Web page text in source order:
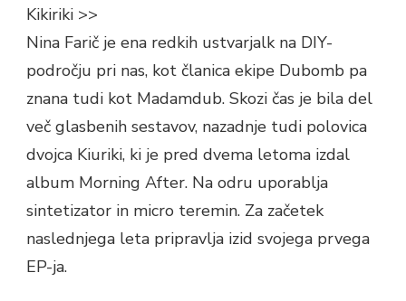
Kikiriki >>
Nina Farič je ena redkih ustvarjalk na DIY-
področju pri nas, kot članica ekipe Dubomb pa
znana tudi kot Madamdub. Skozi čas je bila del
več glasbenih sestavov, nazadnje tudi polovica
dvojca Kiuriki, ki je pred dvema letoma izdal
album Morning After. Na odru uporablja
sintetizator in micro teremin. Za začetek
naslednjega leta pripravlja izid svojega prvega
EP-ja.